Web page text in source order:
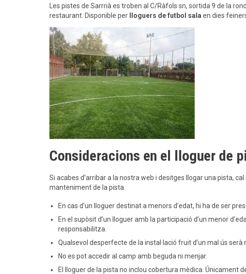
Les pistes de Sarrrià es troben al C/Ràfols sn, sortida 9 de la
restaurant. Disponible per
lloguers de futbol sala en dies
Consideracions en el lloguer de
Si acabes d’arribar a la nostra web i desitges llogar una pista,
manteniment de la pista.
En cas d’un lloguer destinat a menors d’edat, hi ha de ser
En el supòsit d’un lloguer amb la participació d’un menor
responsabilitza.
Qualsevol desperfecte de la instal·lació fruit d’un mal ús
No es pot accedir al camp amb beguda ni menjar.
El lloguer de la pista no inclou cobertura mèdica. Únicament